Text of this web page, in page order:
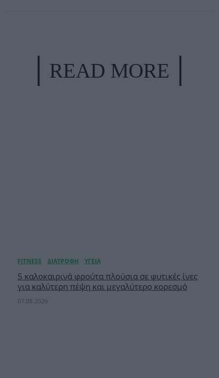
READ MORE
5 καλοκαιρινά φρούτα πλούσια σε φυτικές ίνες
για καλύτερη πέψη και μεγαλύτερο κορεσμό
07.08.2026